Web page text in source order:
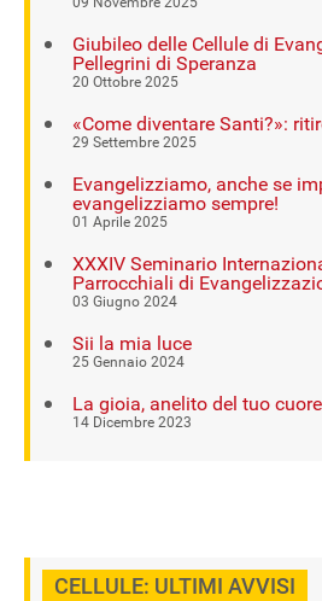
Giubileo delle Cellule di
Pellegrini di Speranza
20 Ottobre 2025
«Come diventare Santi?»:
29 Settembre 2025
Evangelizziamo, anche se
evangelizziamo sempre!
01 Aprile 2025
XXXIV Seminario
Parrocchiali di
03 Giugno 2024
Sii la mia luce
25 Gennaio 2024
La gioia, anelito del tuo cuore
14 Dicembre 2023
CELLULE: ULTIMI AVVISI